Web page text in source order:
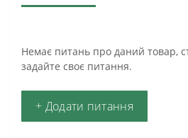
Немає питань про даний товар,
задайте своє питання.
+ Додати питання